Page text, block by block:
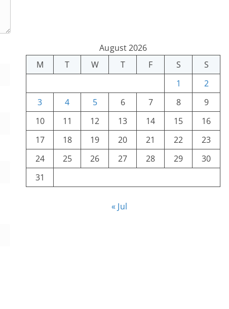
August 2026
M
T W T F S
S
1
2
3
4 5 6 7 8
9
10
11 12 13 14 15
16
17
18 19 20 21 22
23
24
25 26 27 28 29
30
31
« Jul